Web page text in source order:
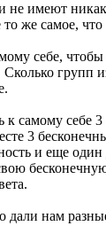
имеют
же самое,
себе,
групп
себе
3
и еще
дали нам